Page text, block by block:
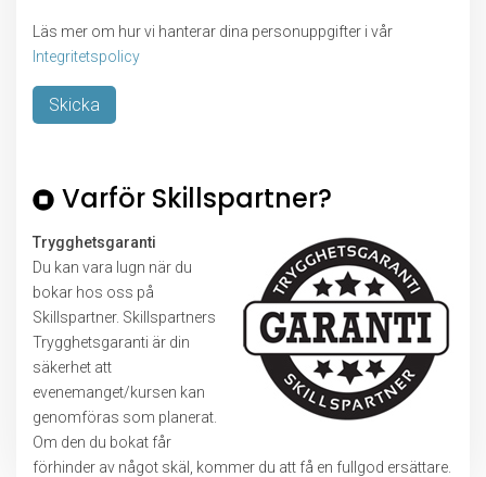
Läs mer om hur vi hanterar dina personuppgifter i vår
Integritetspolicy
Varför Skillspartner?
Trygghetsgaranti
Du kan vara lugn när du
bokar hos oss på
Skillspartner. Skillspartners
Trygghetsgaranti är din
säkerhet att
evenemanget/kursen kan
genomföras som planerat.
Om den du bokat får
förhinder av något skäl, kommer du att få en fullgod ersättare.